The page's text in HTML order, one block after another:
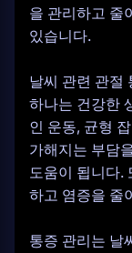
을 관리하고 줄
있습니다.
날씨 관련 관절
하나는 건강한
인 운동, 균형
가해지는 부담
도움이 됩니다.
하고 염증을 줄
통증 관리는 날